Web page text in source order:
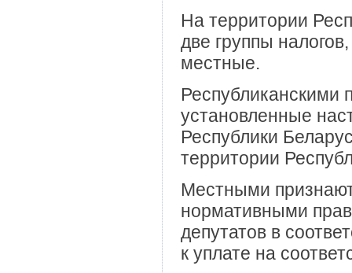
На территории
две группы
местные.
Республиканскими
установленные
Республики
территории
Местными
нормативными
депутатов в
к уплате на